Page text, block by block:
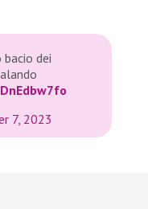
dei
7, 2023